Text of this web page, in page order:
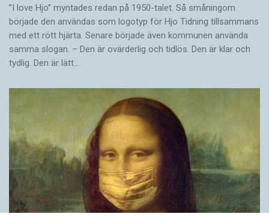
”I love Hjo” myntades redan på 1950-talet. Så småningom
började den användas som logotyp för Hjo Tidning tillsammans
med ett rött hjärta. Senare började även kommunen använda
samma slogan. – Den är ovärderlig och tidlös. Den är klar och
tydlig. Den är lätt…